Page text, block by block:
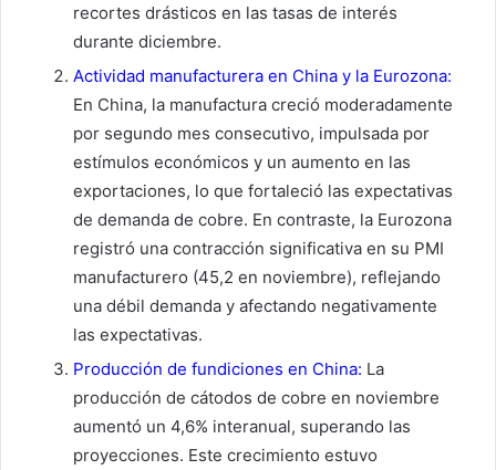
recortes drásticos en las tasas de interés
durante diciembre.
Actividad manufacturera en China y la Eurozona:
En China, la manufactura creció moderadamente
por segundo mes consecutivo, impulsada por
estímulos económicos y un aumento en las
exportaciones, lo que fortaleció las expectativas
de demanda de cobre. En contraste, la Eurozona
registró una contracción significativa en su PMI
manufacturero (45,2 en noviembre), reflejando
una débil demanda y afectando negativamente
las expectativas.
Producción de fundiciones en China: La
producción de cátodos de cobre en noviembre
aumentó un 4,6% interanual, superando las
proyecciones. Este crecimiento estuvo